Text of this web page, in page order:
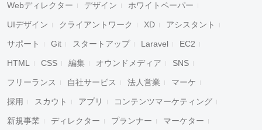
Webディレクター デザイン ホワイトペーパー
UIデザイン クライアントワーク XD アシスタント
サポート Git スタートアップ Laravel EC2
HTML CSS 編集 オウンドメディア SNS
フリーランス 自社サービス 法人営業 マーケ
採用 スカウト アプリ コンテンツマーケティング
新規事業 ディレクター プランナー マーケター